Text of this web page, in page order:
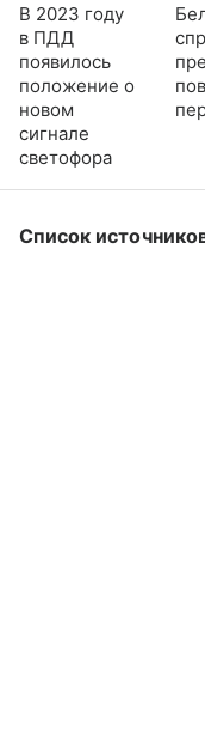
В 2023 году
в ПДД
появилось
положение о
новом
сигнале
светофора
Список